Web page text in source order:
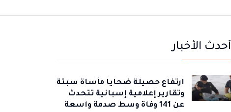
أحدث الأخبار
ارتفاع حصيلة ضحايا مأساة سبتة
وتقارير إعلامية إسبانية تتحدث
عن 141 وفاة وسط صدمة واسعة